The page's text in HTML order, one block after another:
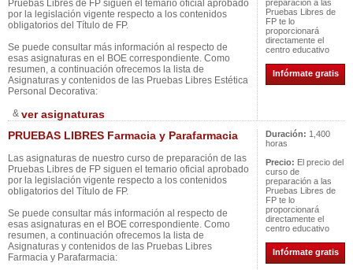
Pruebas Libres de FP siguen el temario oficial aprobado
por la legislación vigente respecto a los contenidos
obligatorios del Título de FP.
Se puede consultar más información al respecto de
esas asignaturas en el BOE correspondiente. Como
resumen, a continuación ofrecemos la lista de
Asignaturas y contenidos de las Pruebas Libres Estética
Personal Decorativa:
& ver asignaturas
preparación a las
Pruebas Libres de
FP te lo
proporcionará
directamente el
centro educativo
Infórmate gratis
PRUEBAS LIBRES Farmacia y Parafarmacia
Las asignaturas de nuestro curso de preparación de las
Pruebas Libres de FP siguen el temario oficial aprobado
por la legislación vigente respecto a los contenidos
obligatorios del Título de FP.
Se puede consultar más información al respecto de
esas asignaturas en el BOE correspondiente. Como
resumen, a continuación ofrecemos la lista de
Asignaturas y contenidos de las Pruebas Libres
Farmacia y Parafarmacia:
Duración: 1,400
horas
Precio: El precio del
curso de
preparación a las
Pruebas Libres de
FP te lo
proporcionará
directamente el
centro educativo
Infórmate gratis